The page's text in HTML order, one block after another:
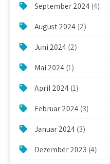
September 2024(4)
August 2024(2)
Juni 2024(2)
Mai 2024(1)
April 2024(1)
Februar 2024(3)
Januar 2024(3)
Dezember 2023 (4)